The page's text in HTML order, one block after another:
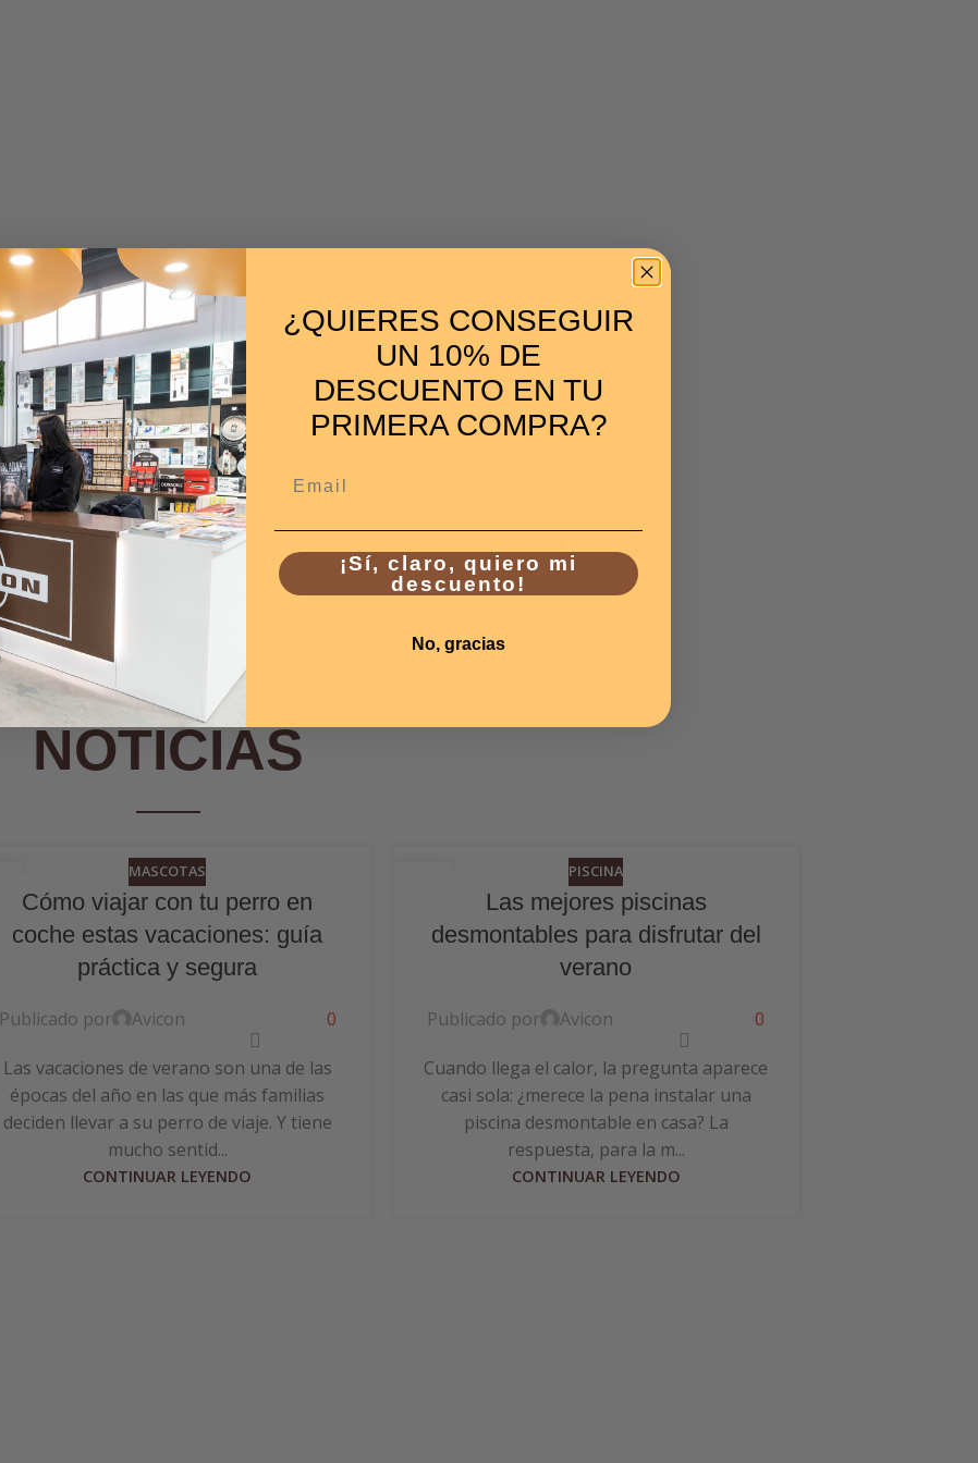
ÚLTIMAS
NOTICIAS
MASCOTAS
Cómo viajar con tu perro en
coche estas vacaciones: guía
práctica y segura
Publicado por Avicon 0
Las vacaciones de verano son una de las
épocas del año en las que más familias
deciden llevar a su perro de viaje. Y tiene
mucho sentid...
CONTINUAR LEYENDO
PISCINA
Las mejores piscinas
desmontables para disfrutar del
verano
Publicado por Avicon 0
Cuando llega el calor, la pregunta aparece
casi sola: ¿merece la pena instalar una
piscina desmontable en casa? La
respuesta, para la m...
CONTINUAR LEYENDO
¿QUIERES CONSEGUIR
UN 10% DE
DESCUENTO EN TU
PRIMERA COMPRA?
¡Sí, claro, quiero mi
descuento!
No, gracias